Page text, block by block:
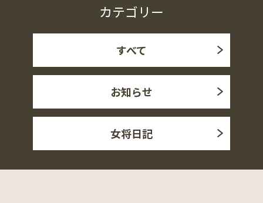
カテゴリー
すべて
お知らせ
女将日記